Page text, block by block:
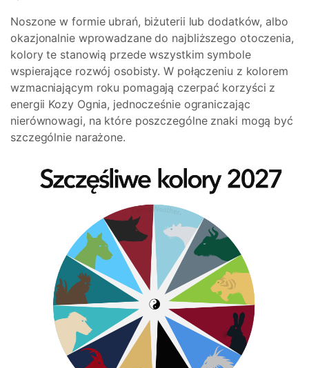
Noszone w formie ubrań, biżuterii lub dodatków, albo
okazjonalnie wprowadzane do najbliższego otoczenia,
kolory te stanowią przede wszystkim symbole
wspierające rozwój osobisty. W połączeniu z kolorem
wzmacniającym roku pomagają czerpać korzyści z
energii Kozy Ognia, jednocześnie ograniczając
nierównowagi, na które poszczególne znaki mogą być
szczególnie narażone.